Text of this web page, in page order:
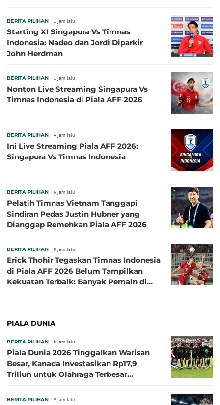
BERITA PILIHAN 1 jam lalu
Starting XI Singapura Vs Timnas
Indonesia: Nadeo dan Jordi Diparkir
John Herdman
BERITA PILIHAN 1 jam lalu
Nonton Live Streaming Singapura Vs
Timnas Indonesia di Piala AFF 2026
BERITA PILIHAN 4 jam lalu
Ini Live Streaming Piala AFF 2026:
Singapura Vs Timnas Indonesia
BERITA PILIHAN 6 jam lalu
Pelatih Timnas Vietnam Tanggapi
Sindiran Pedas Justin Hubner yang
Dianggap Remehkan Piala AFF 2026
BERITA PILIHAN 8 jam lalu
Erick Thohir Tegaskan Timnas Indonesia
di Piala AFF 2026 Belum Tampilkan
Kekuatan Terbaik: Banyak Pemain di
PIALA DUNIA
BERITA PILIHAN 8 jam lalu
Piala Dunia 2026 Tinggalkan Warisan
Besar, Kanada Investasikan Rp17,9
Triliun untuk Olahraga Terbesar
BERITA PILIHAN 9 jam lalu